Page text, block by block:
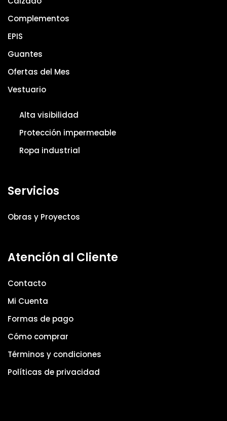
Complementos
EPIS
Guantes
Ofertas del Mes
Vestuario
Alta visibilidad
Protección impermeable
Ropa industrial
Servicios
Obras y Proyectos
Atención al Cliente
Contacto
Mi Cuenta
Formas de pago
Cómo comprar
Términos y condiciones
Políticas de privacidad